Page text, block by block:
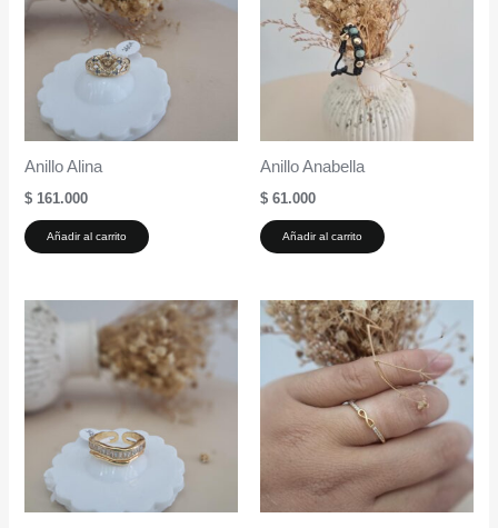
Anillo Alina
$ 161.000
Añadir al carrito
Anillo Anabella
$ 61.000
Añadir al carrito